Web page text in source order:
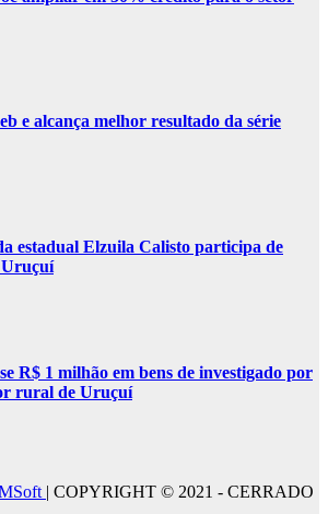
e alcança melhor resultado da série
estadual Elzuila Calisto participa de
Uruçuí
R$ 1 milhão em bens de investigado por
rural de Uruçuí
| COPYRIGHT © 2021 - CERRADO